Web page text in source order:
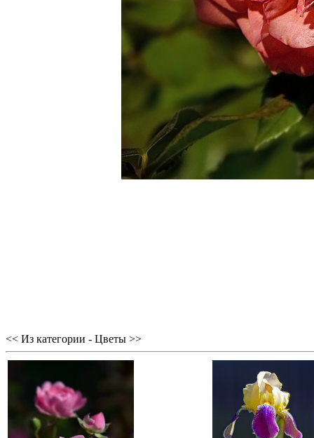
<< Из категории - Цветы >>